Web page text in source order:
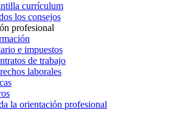
currículum
los consejos
profesional
e impuestos
de trabajo
laborales
la orientación profesional